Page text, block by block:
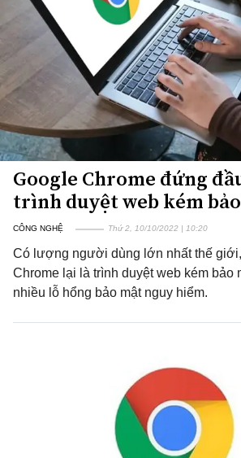
Google Chrome đứng
trình duyệt web kém
CÔNG NGHỆ Thứ 2, 10/10/2022 | 10:20
Có lượng người dùng lớn nhất thế
Chrome lại là trình duyệt web kém bảo
nhiều lỗ hổng bảo mật nguy hiểm.